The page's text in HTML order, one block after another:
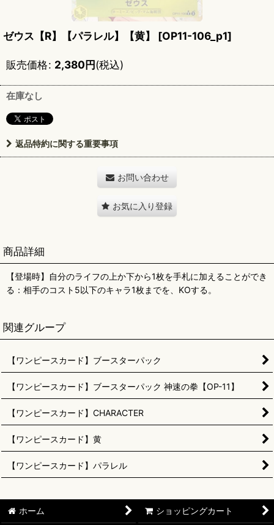
ゼウス【R】【パラレル】【黄】 [OP11-106_p1]
販売価格: 2,380円(税込)
在庫なし
返品特約に関する重要事項
お問い合わせ
お気に入り登録
商品詳細
【登場時】自分のライフの上か下から1枚を手札に加えることができ
る：相手のコスト5以下のキャラ1枚までを、KOする。
関連グループ
【ワンピースカード】ブースターパック
【ワンピースカード】ブースターパック 神速の拳【OP-11】
【ワンピースカード】CHARACTER
【ワンピースカード】黄
【ワンピースカード】パラレル
ホーム ショッピングカート